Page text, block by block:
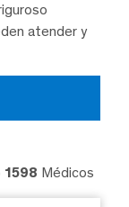
atender y
1598 Médicos